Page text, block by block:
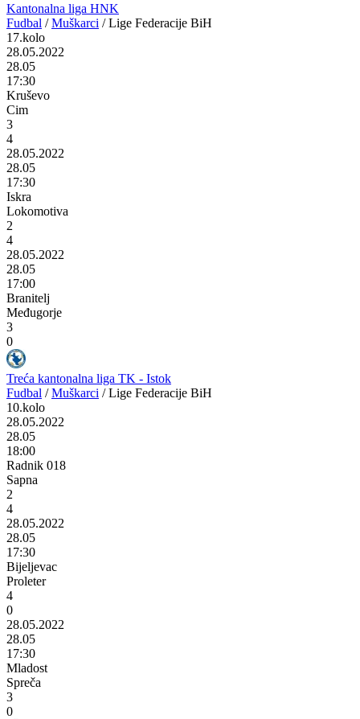
Kantonalna liga HNK
Fudbal / Muškarci / Lige Federacije BiH
17.kolo
28.05.2022
28.05
17:30
Kruševo
Cim
3
4
28.05.2022
28.05
17:30
Iskra
Lokomotiva
2
4
28.05.2022
28.05
17:00
Branitelj
Međugorje
3
0
Treća kantonalna liga TK - Istok
Fudbal / Muškarci / Lige Federacije BiH
10.kolo
28.05.2022
28.05
18:00
Radnik 018
Sapna
2
4
28.05.2022
28.05
17:30
Bijeljevac
Proleter
4
0
28.05.2022
28.05
17:30
Mladost
Spreča
3
0